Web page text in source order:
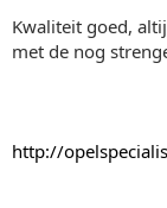
Kwaliteit goed,
met de nog
http://